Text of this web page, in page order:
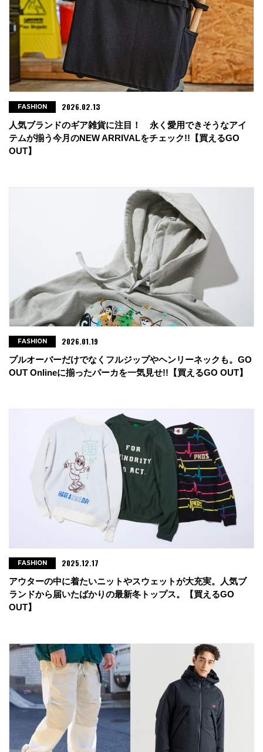
・雑貨株式会社
広島市中区袋町1-11
tel : 082-242-7558
・ハックルベリー
山口県宇部市上宇部2517-17
tel : 083-621-0139
・BASECAMP ゆめタウン
人気ブランドのギア雑貨に注目！ 永く愛用できそうなアイ
テムが揃う今月のNEW ARRIVALをチェック!!【買えるGO
OUT】
FASHION 2026.02.13
プルオーバーだけでなくフルジップやヘンリーネックも。GO
OUT Onlineに揃ったパーカを一気見せ!!【買えるGO OUT】
FASHION 2026.01.19
アウターの中に着たいニットやスウェットが大充実。人気ブ
ランドから届いたばかりの最新冬トップス。【買えるGO
OUT】
FASHION 2025.12.17